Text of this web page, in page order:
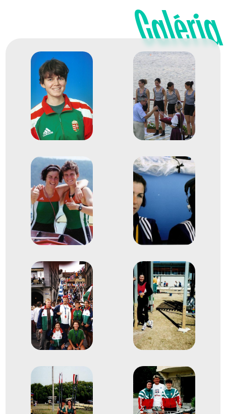
2009
2009. aug.
Lengyelország
Evezés világbajnokság
kétpárevezős (Ks 2x)
2001
2001. aug.
Evezés világbajnokság
Dr. Alliquander Anna Zsófia Stift Edit
Evezős Könnyű súlyú
kétpárevezős (Ks 2x)
13
2009
2009. szept.
Belarus (Fehéroroszország)
Galéria